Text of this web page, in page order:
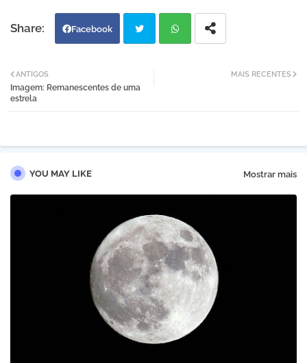
Facebook
tter
MAIS RECENTES
ANTIGOS
Imagem: Remanescentes de uma
estrela
YOU MAY LIKE Mostrar mais